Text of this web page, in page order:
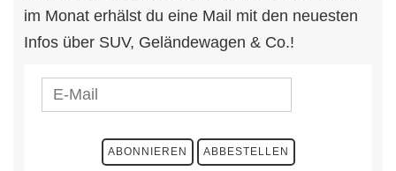
im Monat erhälst du eine Mail mit den neuesten
Infos über SUV, Geländewagen & Co.!